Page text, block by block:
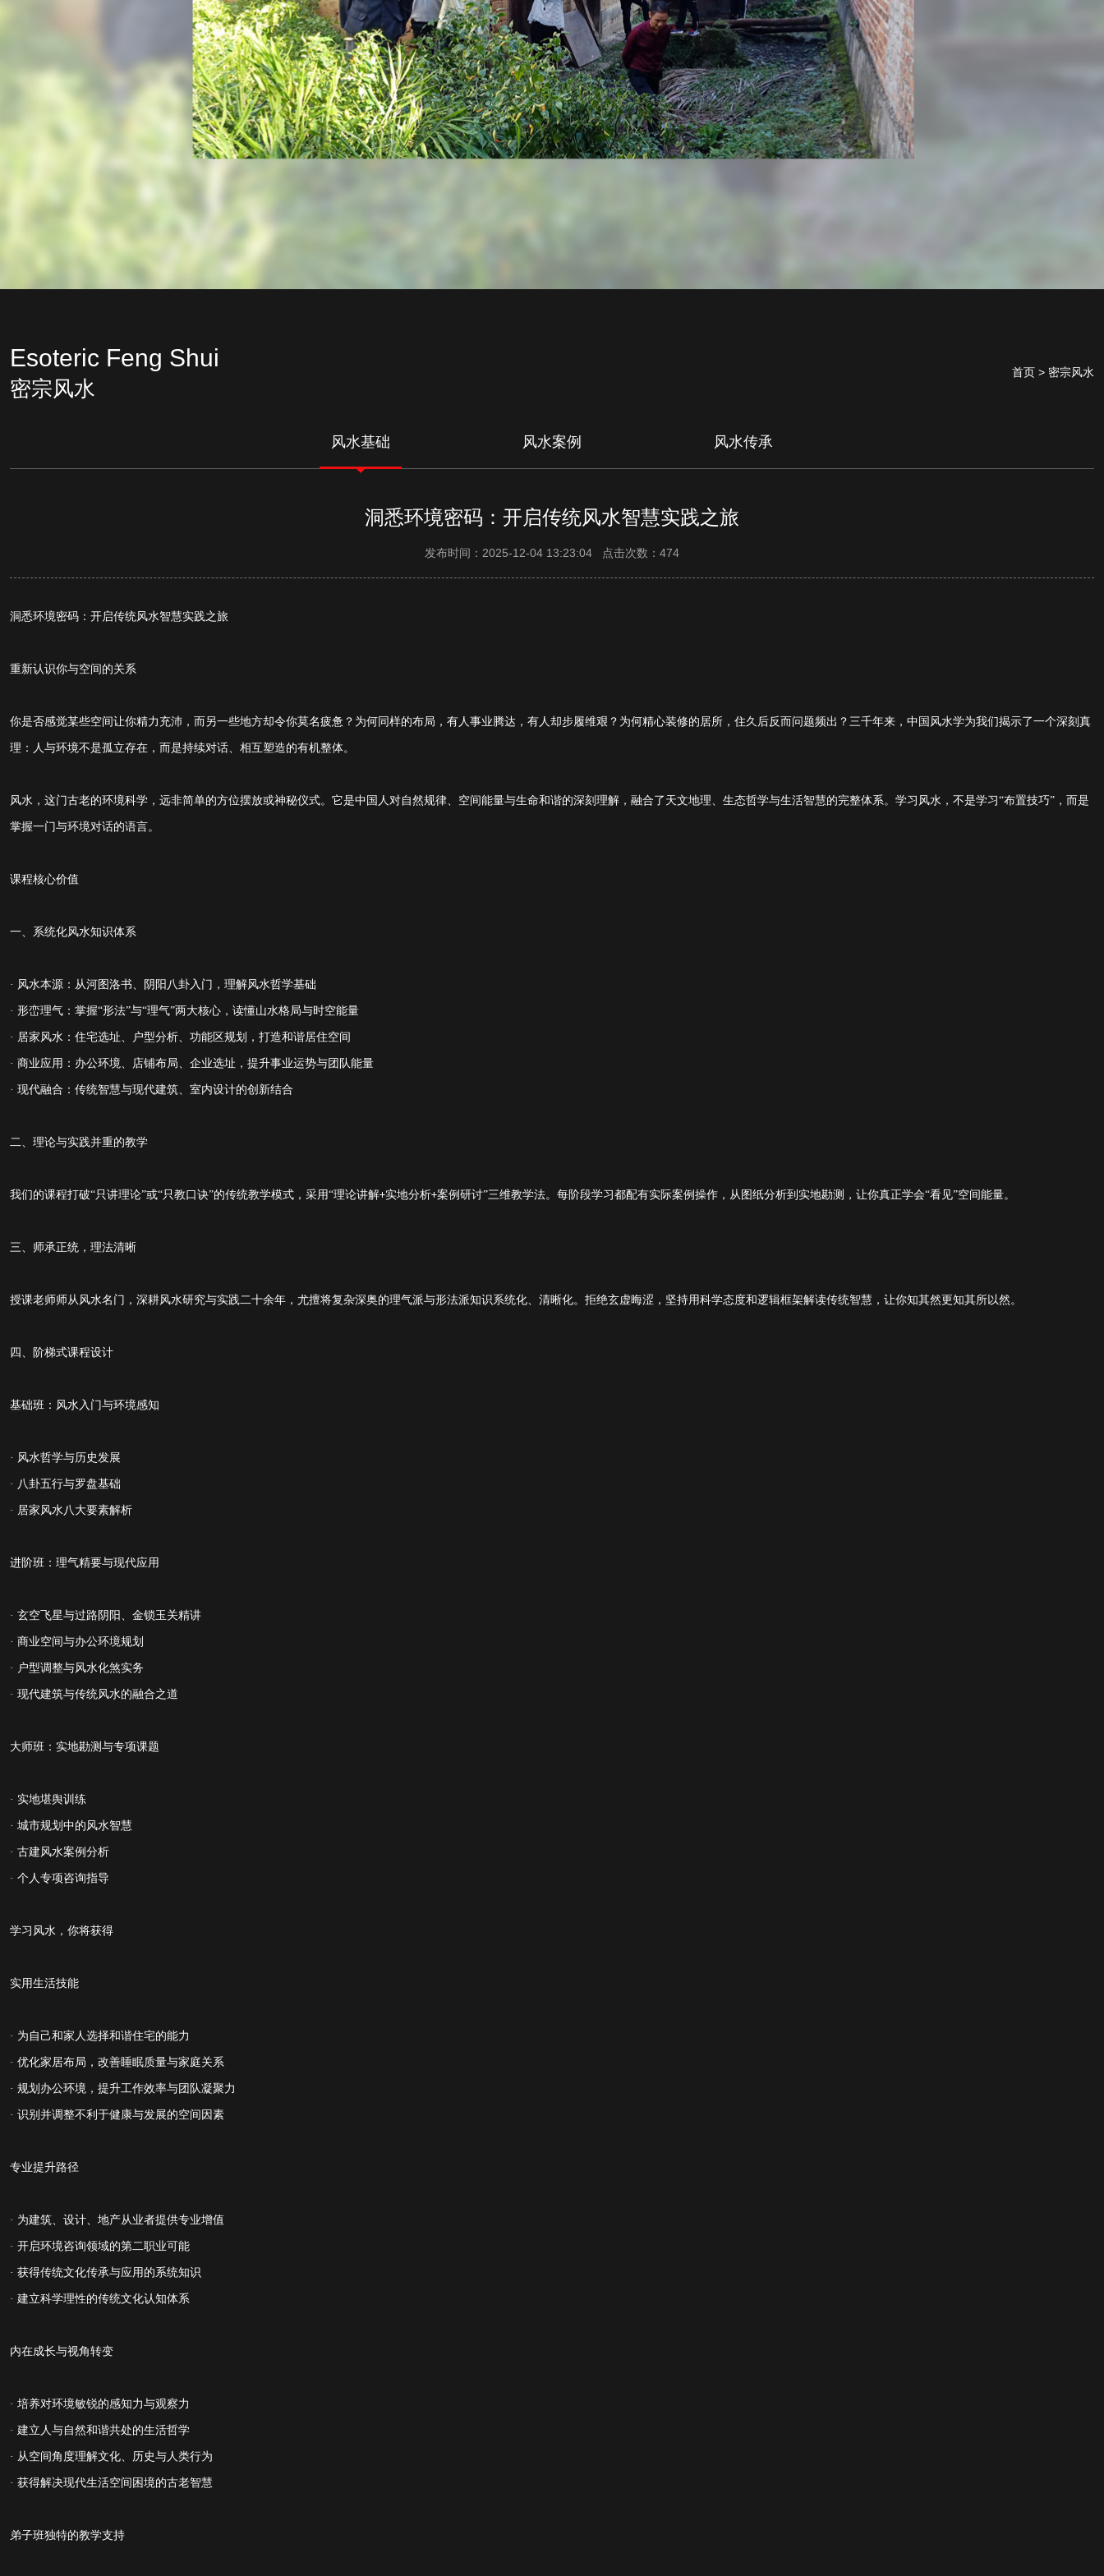
Esoteric Feng Shui
密宗风水
首页 > 密宗风水
风水基础 风水案例 风水传承
洞悉环境密码：开启传统风水智慧实践之旅
发布时间：2025-12-04 13:23:04 点击次数：474
洞悉环境密码：开启传统风水智慧实践之旅
重新认识你与空间的关系
你是否感觉某些空间让你精力充沛，而另一些地方却令你莫名疲惫？为何同样的布局，有人事业腾达，有人却步履维艰？为何精心装修的居所，住久后反而问题频出？三千年来，中国风水学为我们揭示了一个深刻真
理：人与环境不是孤立存在，而是持续对话、相互塑造的有机整体。
风水，这门古老的环境科学，远非简单的方位摆放或神秘仪式。它是中国人对自然规律、空间能量与生命和谐的深刻理解，融合了天文地理、生态哲学与生活智慧的完整体系。学习风水，不是学习 “布置技巧”，而是
掌握一门与环境对话的语言。
课程核心价值
一、系统化风水知识体系
· 风水本源：从河图洛书、阴阳八卦入门，理解风水哲学基础
· 形峦理气：掌握“形法”与“理气”两大核心，读懂山水格局与时空能量
· 居家风水：住宅选址、户型分析、功能区规划，打造和谐居住空间
· 商业应用：办公环境、店铺布局、企业选址，提升事业运势与团队能量
· 现代融合：传统智慧与现代建筑、室内设计的创新结合
二、理论与实践并重的教学
我们的课程打破“只讲理论”或“只教口诀”的传统教学模式，采用“理论讲解+实地分析+案例研讨”三维教学法。每阶段学习都配有实际案例操作，从图纸分析到实地勘测，让你真正学会“看见”空间能量。
三、师承正统，理法清晰
授课老师师从风水名门，深耕风水研究与实践二十余年，尤擅将复杂深奥的理气派与形法派知识系统化、清晰化。拒绝玄虚晦涩，坚持用科学态度和逻辑框架解读传统智慧，让你知其然更知其所以然。
四、阶梯式课程设计
基础班：风水入门与环境感知
· 风水哲学与历史发展
· 八卦五行与罗盘基础
· 居家风水八大要素解析
进阶班：理气精要与现代应用
· 玄空飞星与过路阴阳、金锁玉关精讲
· 商业空间与办公环境规划
· 户型调整与风水化煞实务
· 现代建筑与传统风水的融合之道
大师班：实地勘测与专项课题
· 实地堪舆训练
· 城市规划中的风水智慧
· 古建风水案例分析
· 个人专项咨询指导
学习风水，你将获得
实用生活技能
· 为自己和家人选择和谐住宅的能力
· 优化家居布局，改善睡眠质量与家庭关系
· 规划办公环境，提升工作效率与团队凝聚力
· 识别并调整不利于健康与发展的空间因素
专业提升路径
· 为建筑、设计、地产从业者提供专业增值
· 开启环境咨询领域的第二职业可能
· 获得传统文化传承与应用的系统知识
· 建立科学理性的传统文化认知体系
内在成长与视角转变
· 培养对环境敏锐的感知力与观察力
· 建立人与自然和谐共处的生活哲学
· 从空间角度理解文化、历史与人类行为
· 获得解决现代生活空间困境的古老智慧
弟子班独特的教学支持